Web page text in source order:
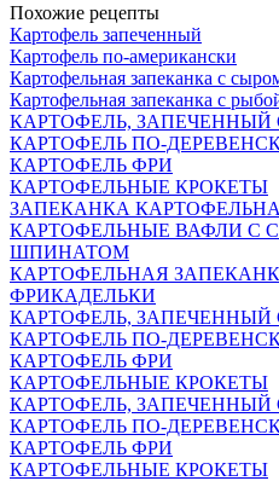
Похожие рецепты
Картофель запеченный
Картофель по-американски
Картофельная запеканка с
Картофельная запеканка с
КАРТОФЕЛЬ, ЗАПЕЧЕННЫЙ
КАРТОФЕЛЬ ПО-
КАРТОФЕЛЬ ФРИ
КАРТОФЕЛЬНЫЕ КРОКЕТЫ
ЗАПЕКАНКА
КАРТОФЕЛЬНЫЕ ВАФЛИ С
ШПИНАТОМ
КАРТОФЕЛЬНАЯ
ФРИКАДЕЛЬКИ
КАРТОФЕЛЬ, ЗАПЕЧЕННЫЙ
КАРТОФЕЛЬ ПО-
КАРТОФЕЛЬ ФРИ
КАРТОФЕЛЬНЫЕ КРОКЕТЫ
КАРТОФЕЛЬ, ЗАПЕЧЕННЫЙ
КАРТОФЕЛЬ ПО-
КАРТОФЕЛЬ ФРИ
КАРТОФЕЛЬНЫЕ КРОКЕТЫ